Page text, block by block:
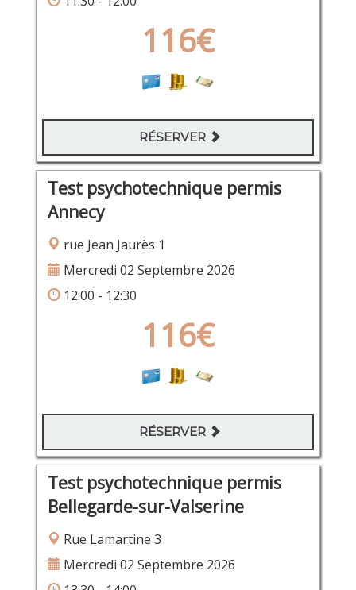
116€
RÉSERVER
Test psychotechnique permis
Annecy
rue Jean Jaurès 1
Mercredi 02 Septembre 2026
12:00 - 12:30
116€
RÉSERVER
Test psychotechnique permis
Bellegarde-sur-Valserine
Rue Lamartine 3
Mercredi 02 Septembre 2026